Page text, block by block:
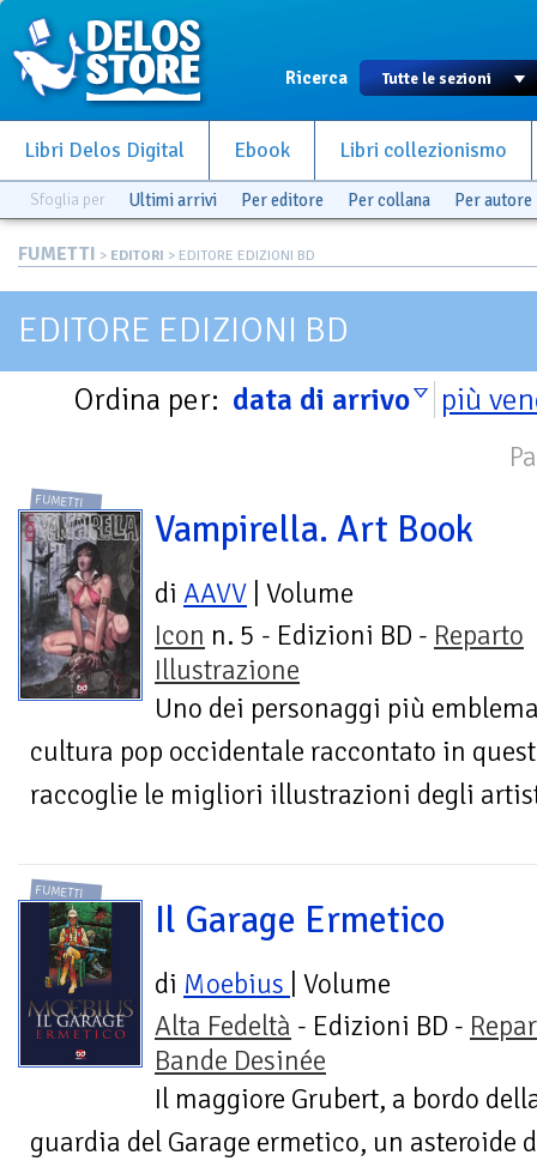
Ricerca
Libri Delos Digital Ebook Libri collezionismo
Sfoglia per Ultimi arrivi Per editore Per collana Per autore
FUMETTI > EDITORI > EDITORE EDIZIONI BD
EDITORE EDIZIONI BD
Ordina per: data di arrivo più
FUMETTI
Vampirella. Art Book
di AAVV | Volume
Icon n. 5 - Edizioni BD - Reparto
Illustrazione
Uno dei personaggi più
cultura pop occidentale raccontato in
raccoglie le migliori illustrazioni degli
FUMETTI
Il Garage Ermetico
di Moebius | Volume
Alta Fedeltà - Edizioni BD -
Bande Desinée
Il maggiore Grubert, a bordo
guardia del Garage ermetico, un asteroide